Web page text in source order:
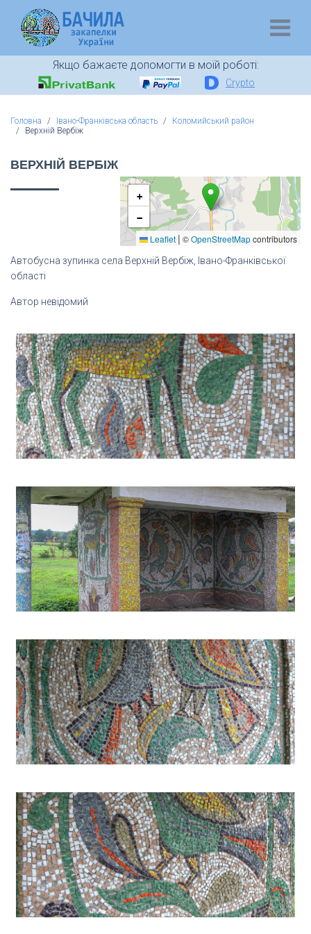
Якщо бажаєте допомогти в моїй роботі:
Crypto
Головна Івано-Франківська область
Коломийський район
Верхній Вербіж
ВЕРХНІЙ ВЕРБІЖ
+
−
Leaflet | ©OpenStreetMapcontributors
Автобусна зупинка села Верхній Вербіж, Івано-Франківської
області
Автор невідомий